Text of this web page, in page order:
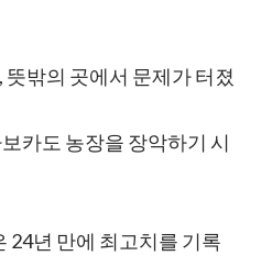
밖의 곳에서 문제가 터졌
카도 농장을 장악하기 시
24년 만에 최고치를 기록